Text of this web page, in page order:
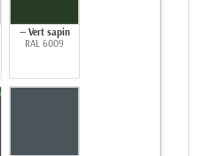
— Vert sapin
RAL 6009